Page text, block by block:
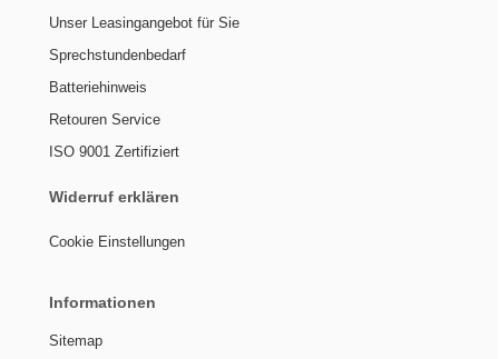
Unser Leasingangebot für Sie
Sprechstundenbedarf
Batteriehinweis
Retouren Service
ISO 9001 Zertifiziert
Widerruf erklären
Cookie Einstellungen
Informationen
Sitemap